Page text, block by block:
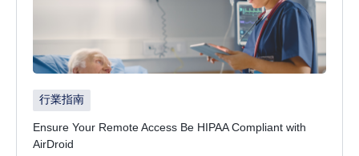
行業指南
Ensure Your Remote Access Be HIPAA Compliant with
AirDroid